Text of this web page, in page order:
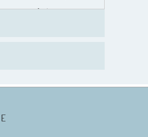
det går løs med en
og aktivt
så går turen først
ned til vandet og ind i
igen. Danish.Care holder
i uge 29 + 30.
Helle og Malthe